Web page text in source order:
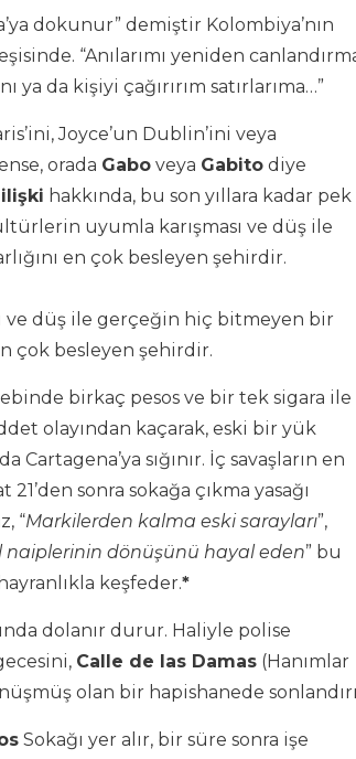
dokunur” demiştir Kolombiya’nın
“Anılarımı yeniden
da kişiyi çağırırım satırlarıma…”
Joyce’un Dublin’ini veya
orada Gabo veya Gabito diye
hakkında, bu son yıllara kadar pek
uyumla karışması ve düş ile
en çok besleyen şehirdir.
ve düş ile gerçeğin hiç bitmeyen bir
çok besleyen şehirdir.
birkaç pesos ve bir tek sigara ile
olayından kaçarak, eski bir yük
sığınır. İç savaşların en
sonra sokağa çıkma yasağı
“Markilerden kalma eski sarayları”,
naiplerinin dönüşünü hayal eden” bu
keşfeder.*
dolanır durur. Haliyle polise
Calle de las Damas (Hanımlar
olan bir hapishanede
Sokağı yer alır, bir süre sonra işe